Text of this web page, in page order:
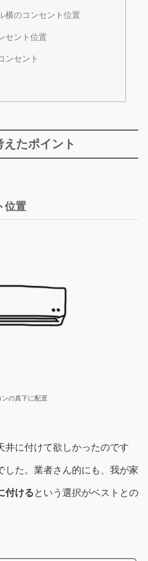
横のコンセント位置
セント位置
ンセント
たポイント
位置
ンの真下に配置
井に付けて欲しかったのです
した。業者さん的にも、我が家
付けるという選択がベストとの